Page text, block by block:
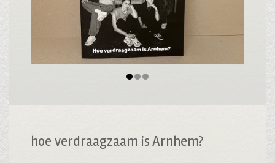
hoe verdraagzaam is Arnhem?